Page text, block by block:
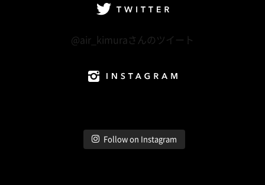
@air_kimuraさんのツイート
Follow on Instagram